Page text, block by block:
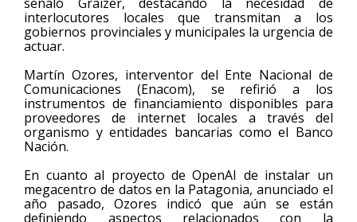
señaló Graizer, destacando la necesidad de
interlocutores locales que transmitan a los
gobiernos provinciales y municipales la urgencia de
actuar.
Martín Ozores, interventor del Ente Nacional de
Comunicaciones (Enacom), se refirió a los
instrumentos de financiamiento disponibles para
proveedores de internet locales a través del
organismo y entidades bancarias como el Banco
Nación.
En cuanto al proyecto de OpenAI de instalar un
megacentro de datos en la Patagonia, anunciado el
año pasado, Ozores indicó que aún se están
definiendo aspectos relacionados con la